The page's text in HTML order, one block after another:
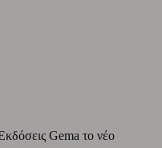
Gema το νέο